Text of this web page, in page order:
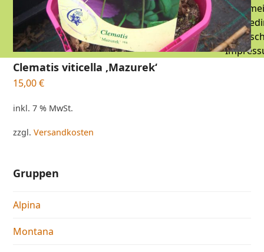
Clematis viticella ‚Mazurek‘
15,00€
inkl. 7 % MwSt.
zzgl.Versandkosten
Gruppen
Alpina
Montana